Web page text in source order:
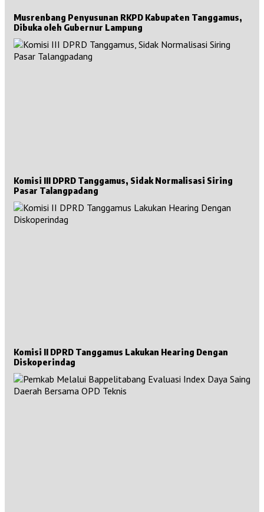
Musrenbang Penyusunan RKPD Kabupaten Tanggamus,
Dibuka oleh Gubernur Lampung
Komisi III DPRD Tanggamus, Sidak Normalisasi Siring
Pasar Talangpadang
Komisi II DPRD Tanggamus Lakukan Hearing Dengan
Diskoperindag